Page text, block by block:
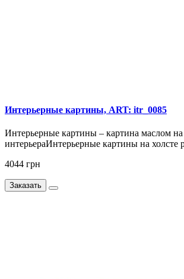
Интерьерные картины, ART: itr_0085
Интерьерные картины – картина маслом на
интерьераИнтерьерные картины на холсте
4044 грн
Заказать